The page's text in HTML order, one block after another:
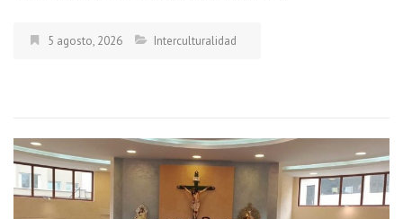
5 agosto, 2026 Interculturalidad